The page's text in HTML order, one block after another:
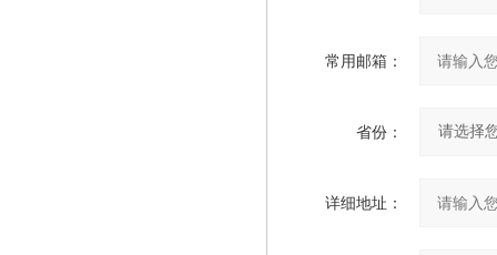
常用邮箱：
省份：
详细地址：